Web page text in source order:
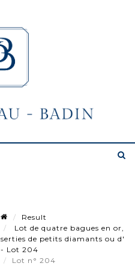
Result
Lot de quatre bagues en or,
serties de petits diamants ou d'
- Lot 204
Lot n° 204